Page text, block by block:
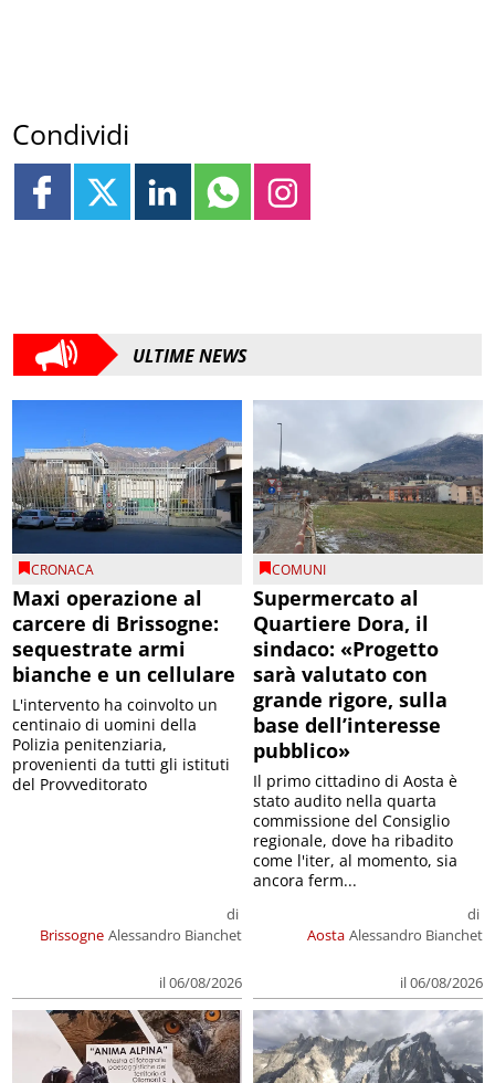
Condividi
ULTIME NEWS
CRONACA
Maxi operazione al
carcere di Brissogne:
sequestrate armi
bianche e un cellulare
Brissogne
di
Alessandro Bianchet
il 06/08/2026
L'intervento ha coinvolto un
centinaio di uomini della
Polizia penitenziaria,
provenienti da tutti gli istituti
del Provveditorato
COMUNI
Supermercato al
Quartiere Dora, il
sindaco: «Progetto
sarà valutato con
grande rigore, sulla
base dell’interesse
pubblico»
Aosta
di
Alessandro Bianchet
il 06/08/2026
Il primo cittadino di Aosta è
stato audito nella quarta
commissione del Consiglio
regionale, dove ha ribadito
come l'iter, al momento, sia
ancora ferm...